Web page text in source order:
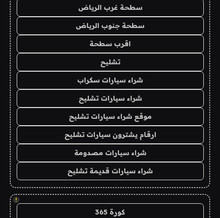
سطحة غرب الرياض
سطحة جنوب الرياض
اقرب سطحة
تشليح
شراء سيارات سكراب
شراء سيارات تشليح
موقع شراء سيارات تشليح
ارقام يشترون سيارات تشليح
شراء سيارات مصدومة
شراء سيارات قديمة تشليح
!
كورة 365